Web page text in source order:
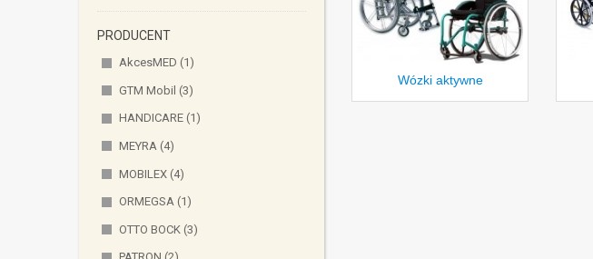
PRODUCENT
AkcesMED (1)
GTM Mobil (3)
HANDICARE (1)
MEYRA (4)
MOBILEX (4)
ORMEGSA (1)
OTTO BOCK (3)
Wózki aktywne